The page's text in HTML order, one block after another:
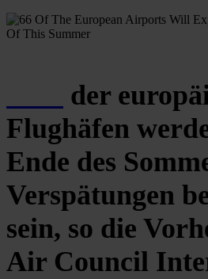
der
Flughäfen
Ende des
Verspätungen
sein, so die
Air Council